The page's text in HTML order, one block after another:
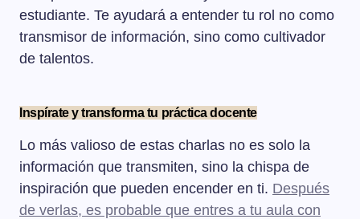
estudiante. Te ayudará a entender tu rol no como
transmisor de información, sino como cultivador
de talentos.
Inspírate y transforma tu práctica docente
Lo más valioso de estas charlas no es solo la
información que transmiten, sino la chispa de
inspiración que pueden encender en ti. Después
de verlas, es probable que entres a tu aula con